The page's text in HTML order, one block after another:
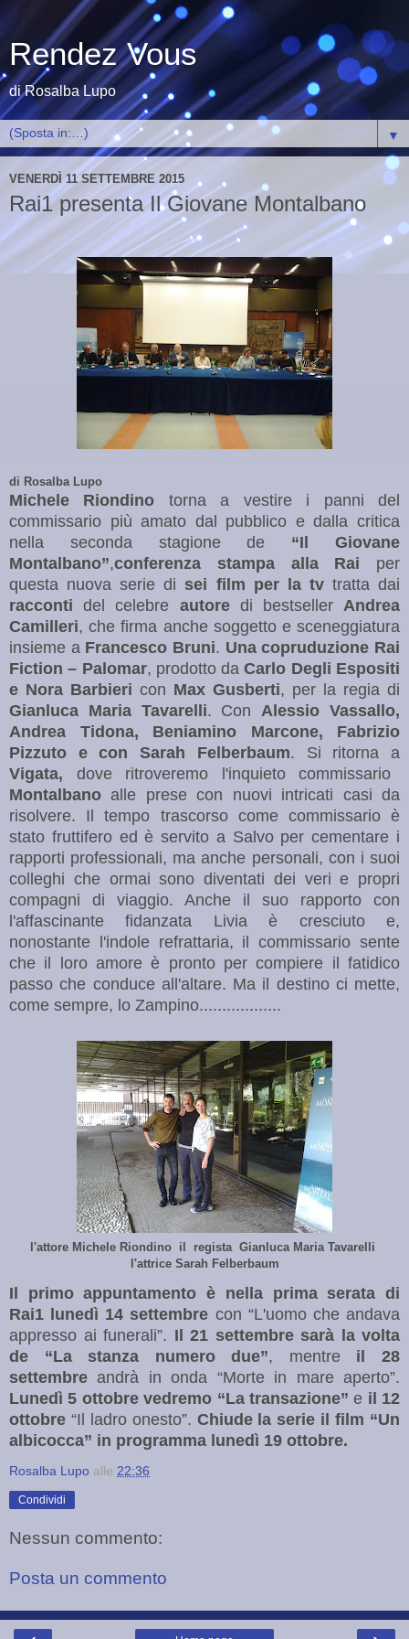
Rendez Vous
di Rosalba Lupo
▼
VENERDÌ 11 SETTEMBRE 2015
Rai1 presenta Il Giovane Montalbano
di Rosalba Lupo
Michele Riondino torna a vestire i panni del
commissario più amato dal pubblico e dalla critica
nella seconda stagione de “Il Giovane
Montalbano”,conferenza stampa alla Rai per
questa nuova serie di sei film per la tvtratta dai
racconti del celebre autore di bestseller Andrea
Camilleri, che firma anche soggetto e sceneggiatura
insieme a Francesco Bruni. Una copruduzione Rai
Fiction – Palomar, prodotto daCarlo Degli Espositi
e Nora Barbieri con Max Gusberti, per la regia di
Gianluca Maria Tavarelli. Con Alessio Vassallo,
Andrea Tidona, Beniamino Marcone, Fabrizio
Pizzuto e con Sarah Felberbaum. Si ritorna a
Vigata, dove ritroveremo l'inquieto commissario
Montalbano alle prese con nuovi intricati casi da
risolvere. Il tempo trascorso come commissario è
stato fruttifero ed è servito a Salvo per cementare i
rapporti professionali, ma anche personali, con i suoi
colleghi che ormai sono diventati dei veri e propri
compagni di viaggio. Anche il suo rapporto con
l'affascinante fidanzata Livia è cresciuto e,
nonostante l'indole refrattaria, il commissario sente
che il loro amore è pronto per compiere il fatidico
passo che conduce all'altare. Ma il destino ci mette,
come sempre, lo Zampino..................
l'attore Michele Riondino il regista Gianluca Maria Tavarelli
l'attriceSarah Felberbaum
Il primo appuntamento è nella prima serata di
Rai1 lunedì 14 settembre con “L'uomo che andava
appresso ai funerali”. Il 21 settembre sarà la volta
de “La stanza numero due”, mentre il 28
settembreandrà in onda “Morte in mare aperto”.
Lunedì 5 ottobre vedremo “La transazione” e il 12
ottobre “Il ladro onesto”. Chiude la serie il film “Un
albicocca” in programma lunedì 19 ottobre.
Rosalba Lupo alle 22:36
Condividi
Nessun commento:
Posta un commento